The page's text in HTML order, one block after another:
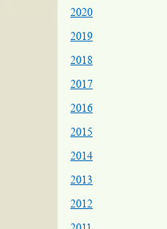
2020
2019
2018
2017
2016
2015
2014
2013
2012